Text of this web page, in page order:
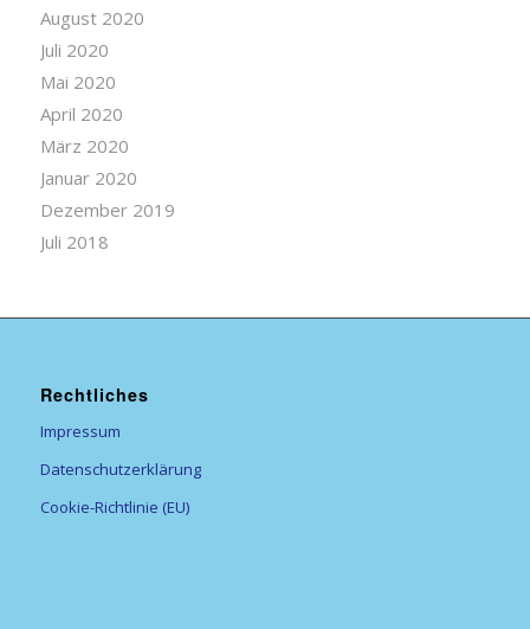
August 2020
Juli 2020
Mai 2020
April 2020
März 2020
Januar 2020
Dezember 2019
Juli 2018
Rechtliches
Impressum
Datenschutzerklärung
Cookie-Richtlinie (EU)